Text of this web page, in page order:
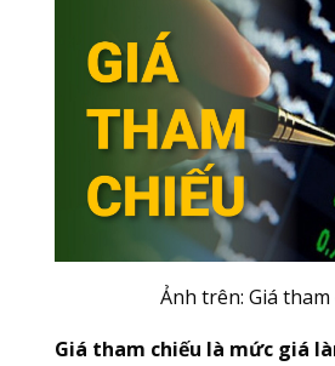
Ảnh trên: Giá tham
Giá tham chiếu là mức giá